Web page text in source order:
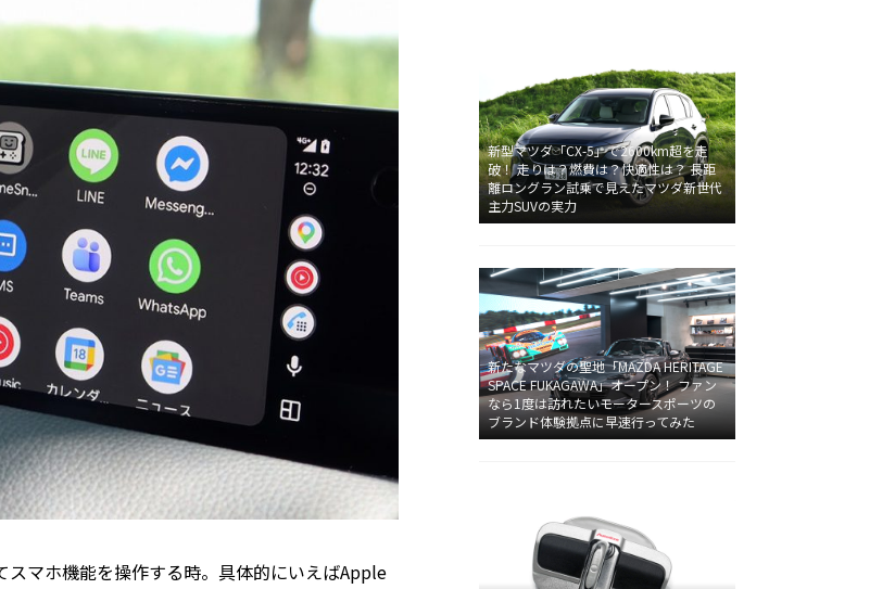
マホ機能を操作する時。具体的にいえばApple
新型マツダ「CX-5」で2600km超を走
破！ 走りは？燃費は？快適性は？ 長距
離ロングラン試乗で見えたマツダ新世代
主力SUVの実力
新たなマツダの聖地「MAZDA HERITAGE
SPACE FUKAGAWA」オープン！ ファン
なら1度は訪れたいモータースポーツの
ブランド体験拠点に早速行ってみた